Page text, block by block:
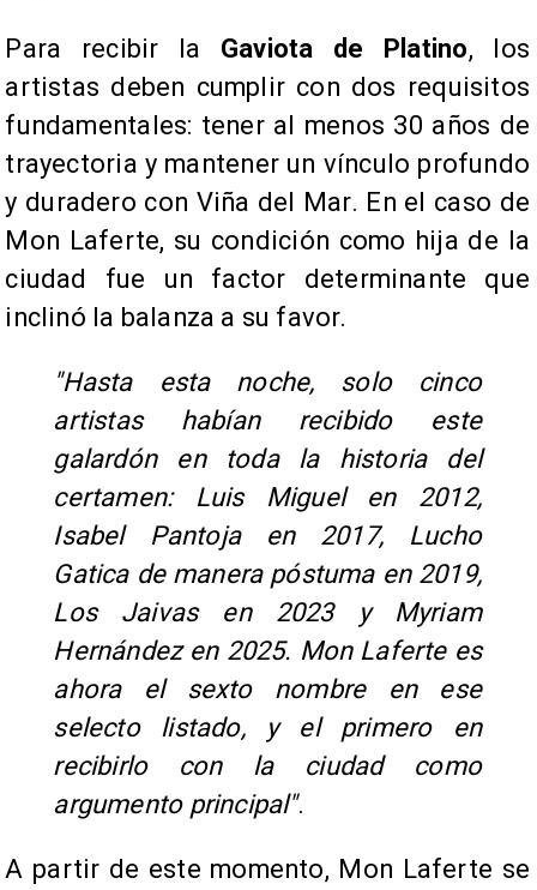
Para recibir la Gaviota de Platino, los
artistas deben cumplir con dos requisitos
fundamentales: tener al menos 30 años de
trayectoria y mantener un vínculo profundo
y duradero con Viña del Mar. En el caso de
Mon Laferte, su condición como hija de la
ciudad fue un factor determinante que
inclinó la balanza a su favor.
"Hasta esta noche, solo cinco
artistas habían recibido este
galardón en toda la historia del
certamen: Luis Miguel en 2012,
Isabel Pantoja en 2017, Lucho
Gatica de manera póstuma en 2019,
Los Jaivas en 2023 y Myriam
Hernández en 2025. Mon Laferte es
ahora el sexto nombre en ese
selecto listado, y el primero en
recibirlo con la ciudad como
argumento principal".
A partir de este momento, Mon Laferte se